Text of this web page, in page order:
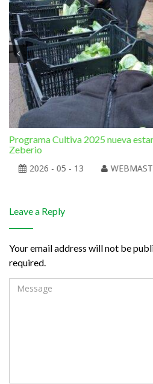
Programa Cultiva 2025 nueva
Zeberio
2026 - 05 - 13
Leave a Reply
Your email address will not be
required.